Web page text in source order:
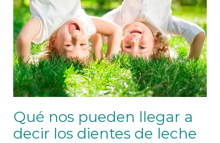
Qué nos pueden llegar a
decir los dientes de leche